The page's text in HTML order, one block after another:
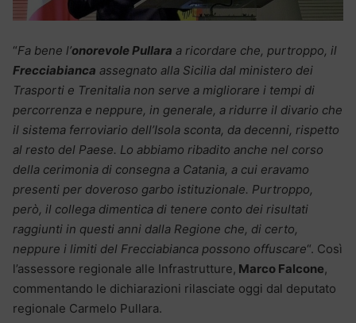
“Fa bene l’onorevole Pullara a ricordare che, purtroppo, il
Frecciabianca assegnato alla Sicilia dal ministero dei
Trasporti e Trenitalia non serve a migliorare i tempi di
percorrenza e neppure, in generale, a ridurre il divario che
il sistema ferroviario dell’Isola sconta, da decenni, rispetto
al resto del Paese. Lo abbiamo ribadito anche nel corso
della cerimonia di consegna a Catania, a cui eravamo
presenti per doveroso garbo istituzionale. Purtroppo,
però, il collega dimentica di tenere conto dei risultati
raggiunti in questi anni dalla Regione che, di certo,
neppure i limiti del Frecciabianca possono offuscare“. Così
l’assessore regionale alle Infrastrutture, Marco Falcone,
commentando le dichiarazioni rilasciate oggi dal deputato
regionale Carmelo Pullara.